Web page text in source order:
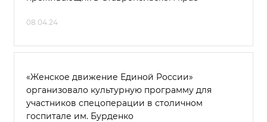
08.04.24
«Женское движение Единой России»
организовало культурную программу для
участников спецоперации в столичном
госпитале им. Бурденко